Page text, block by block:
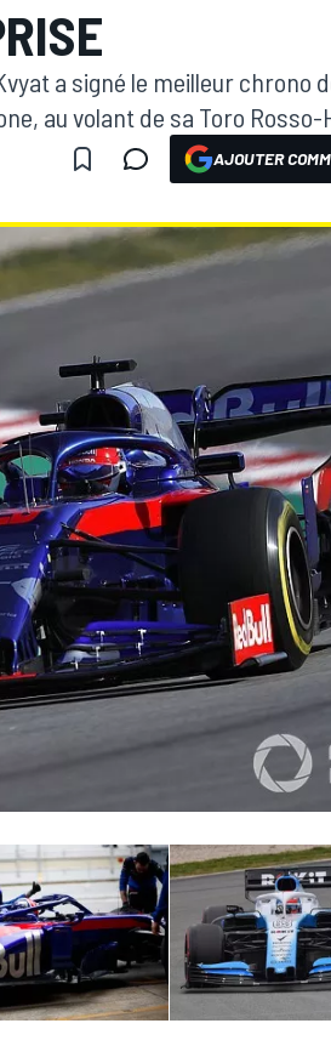
a signé le meilleur chrono
au volant de sa Toro Rosso-
AJOUTER